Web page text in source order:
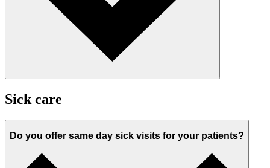
Sick care
Do you offer same day sick visits for your patients?